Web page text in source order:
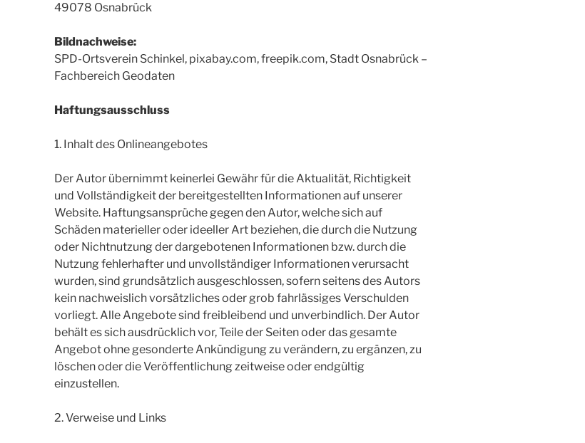
49078 Osnabrück
Bildnachweise:
SPD-Ortsverein Schinkel, pixabay.com, freepik.com, Stadt Osnabrück –
Fachbereich Geodaten
Haftungsausschluss
1. Inhalt des Onlineangebotes
Der Autor übernimmt keinerlei Gewähr für die Aktualität, Richtigkeit
und Vollständigkeit der bereitgestellten Informationen auf unserer
Website. Haftungsansprüche gegen den Autor, welche sich auf
Schäden materieller oder ideeller Art beziehen, die durch die Nutzung
oder Nichtnutzung der dargebotenen Informationen bzw. durch die
Nutzung fehlerhafter und unvollständiger Informationen verursacht
wurden, sind grundsätzlich ausgeschlossen, sofern seitens des Autors
kein nachweislich vorsätzliches oder grob fahrlässiges Verschulden
vorliegt. Alle Angebote sind freibleibend und unverbindlich. Der Autor
behält es sich ausdrücklich vor, Teile der Seiten oder das gesamte
Angebot ohne gesonderte Ankündigung zu verändern, zu ergänzen, zu
löschen oder die Veröffentlichung zeitweise oder endgültig
einzustellen.
2. Verweise und Links